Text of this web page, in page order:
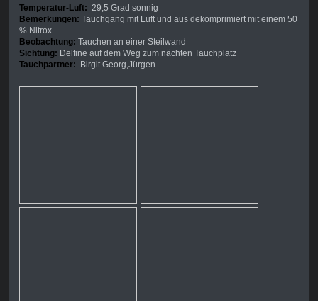
Temperatur-Luft: 29,5 Grad sonnig
Bemerkungen: Tauchgang mit Luft und aus dekomprimiert mit einem 50
% Nitrox
Beobachtung: Tauchen an einer Steilwand
Sichtung: Delfine auf dem Weg zum nächten Tauchplatz
Tauchpartner: Birgit.Georg,Jürgen